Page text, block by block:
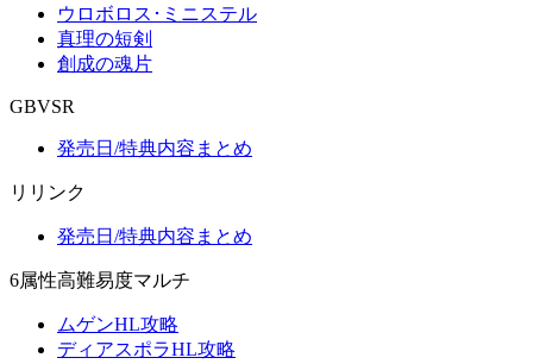
ウロボロス･ミニステル
真理の短剣
創成の魂片
GBVSR
発売日/特典内容まとめ
リリンク
発売日/特典内容まとめ
6属性高難易度マルチ
ムゲンHL攻略
ディアスポラHL攻略